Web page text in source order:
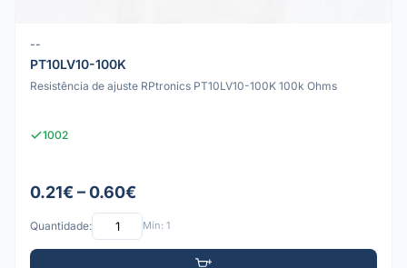
--
PT10LV10-100K
Resistência de ajuste RPtronics PT10LV10-100K 100k Ohms
1002
0.21€ – 0.60€
Quantidade: Mín: 1